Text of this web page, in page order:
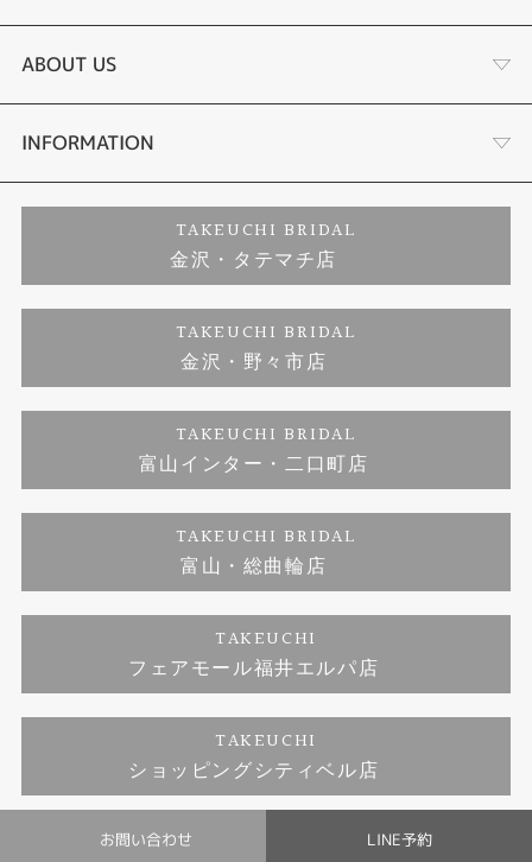
お問い合わせ LINE予約
結婚指輪
セットリング
婚約ネックレス
ダイヤモンド
ジュエリーリフォーム
選ばれる理由まとめ
お客様の声
プロポーズサポート
ブランドリスト
福井指輪工房｜手作りペアリング
福井指輪工房｜手作り結婚指輪 and 婚約指輪
福井工房｜手作り婚約指輪プロポーズプラン
ABOUT US
会社概要
お客様の声
INFORMATION
プライバシーポリシー
TAKEUCHI BRIDAL
金沢・タテマチ店
TAKEUCHI BRIDAL
金沢・野々市店
TAKEUCHI BRIDAL
富山インター・二口町店
TAKEUCHI BRIDAL
富山・総曲輪店
TAKEUCHI
フェアモール福井エルパ店
TAKEUCHI
ショッピングシティベル店
© TAKEUCHI BRIDAL All Rights Reserved.